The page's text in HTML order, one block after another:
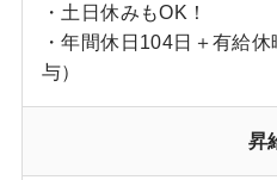
・土日休みもOK！
・年間休日104日＋有給
与）
昇